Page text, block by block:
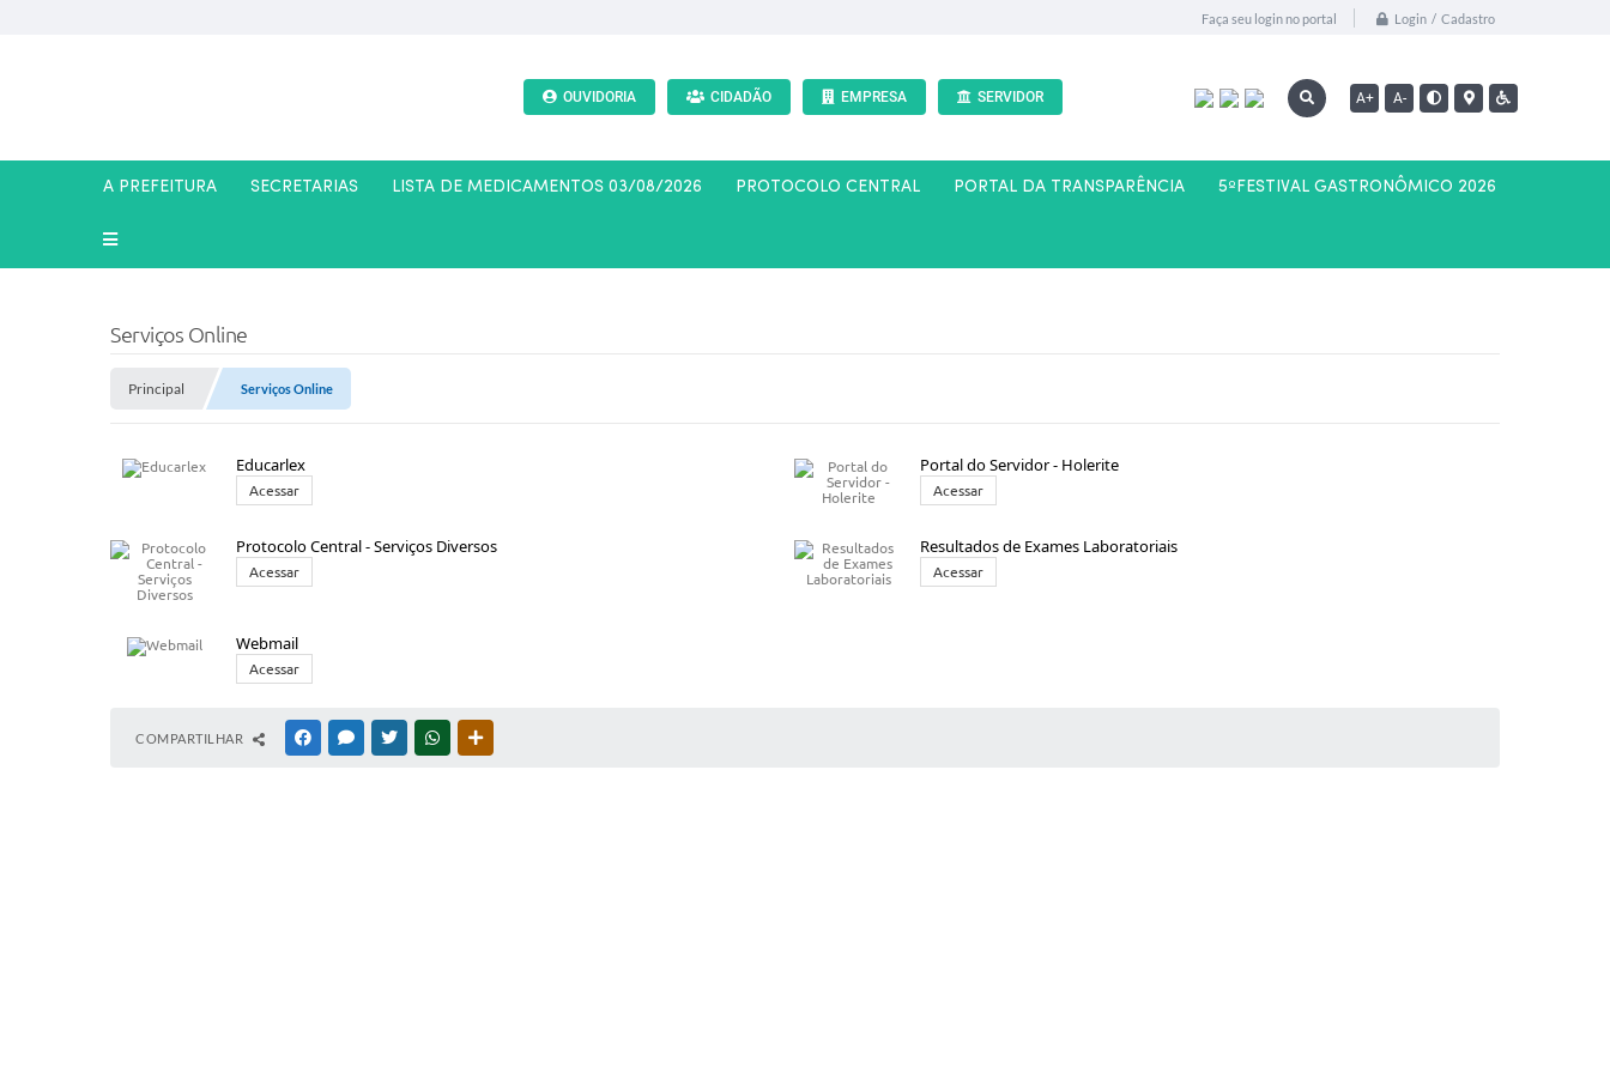
Faça seu login no portal Login / Cadastro
OUVIDORIA CIDADÃO EMPRESA SERVIDOR A+ A-
A PREFEITURA SECRETARIAS LISTA DE MEDICAMENTOS 03/08/2026 PROTOCOLO CENTRAL PORTAL DA TRANSPARÊNCIA 5ºFESTIVAL GASTRONÔMICO 2026
Serviços Online
Principal Serviços Online
Educarlex
Acessar
Portal do Servidor - Holerite
Acessar
Protocolo Central - Serviços Diversos
Acessar
Resultados de Exames Laboratoriais
Acessar
Webmail
Acessar
COMPARTILHAR FACEBOOKMESSENGER
TWITTERWHATSAPP